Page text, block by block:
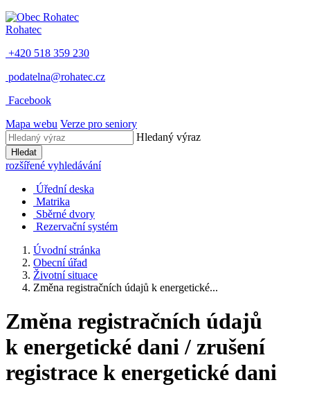
Rohatec
+420 518 359 230
podatelna@rohatec.cz
Facebook
Mapa webu Verze pro seniory
Hledaný výraz
Hledat
rozšířené vyhledávání
Úřední deska
Matrika
Sběrné dvory
Rezervační systém
Úvodní stránka
Obecní úřad
Životní situace
Změna registračních údajů k energetické...
Změna registračních údajů
k energetické dani / zrušení
registrace k energetické dani